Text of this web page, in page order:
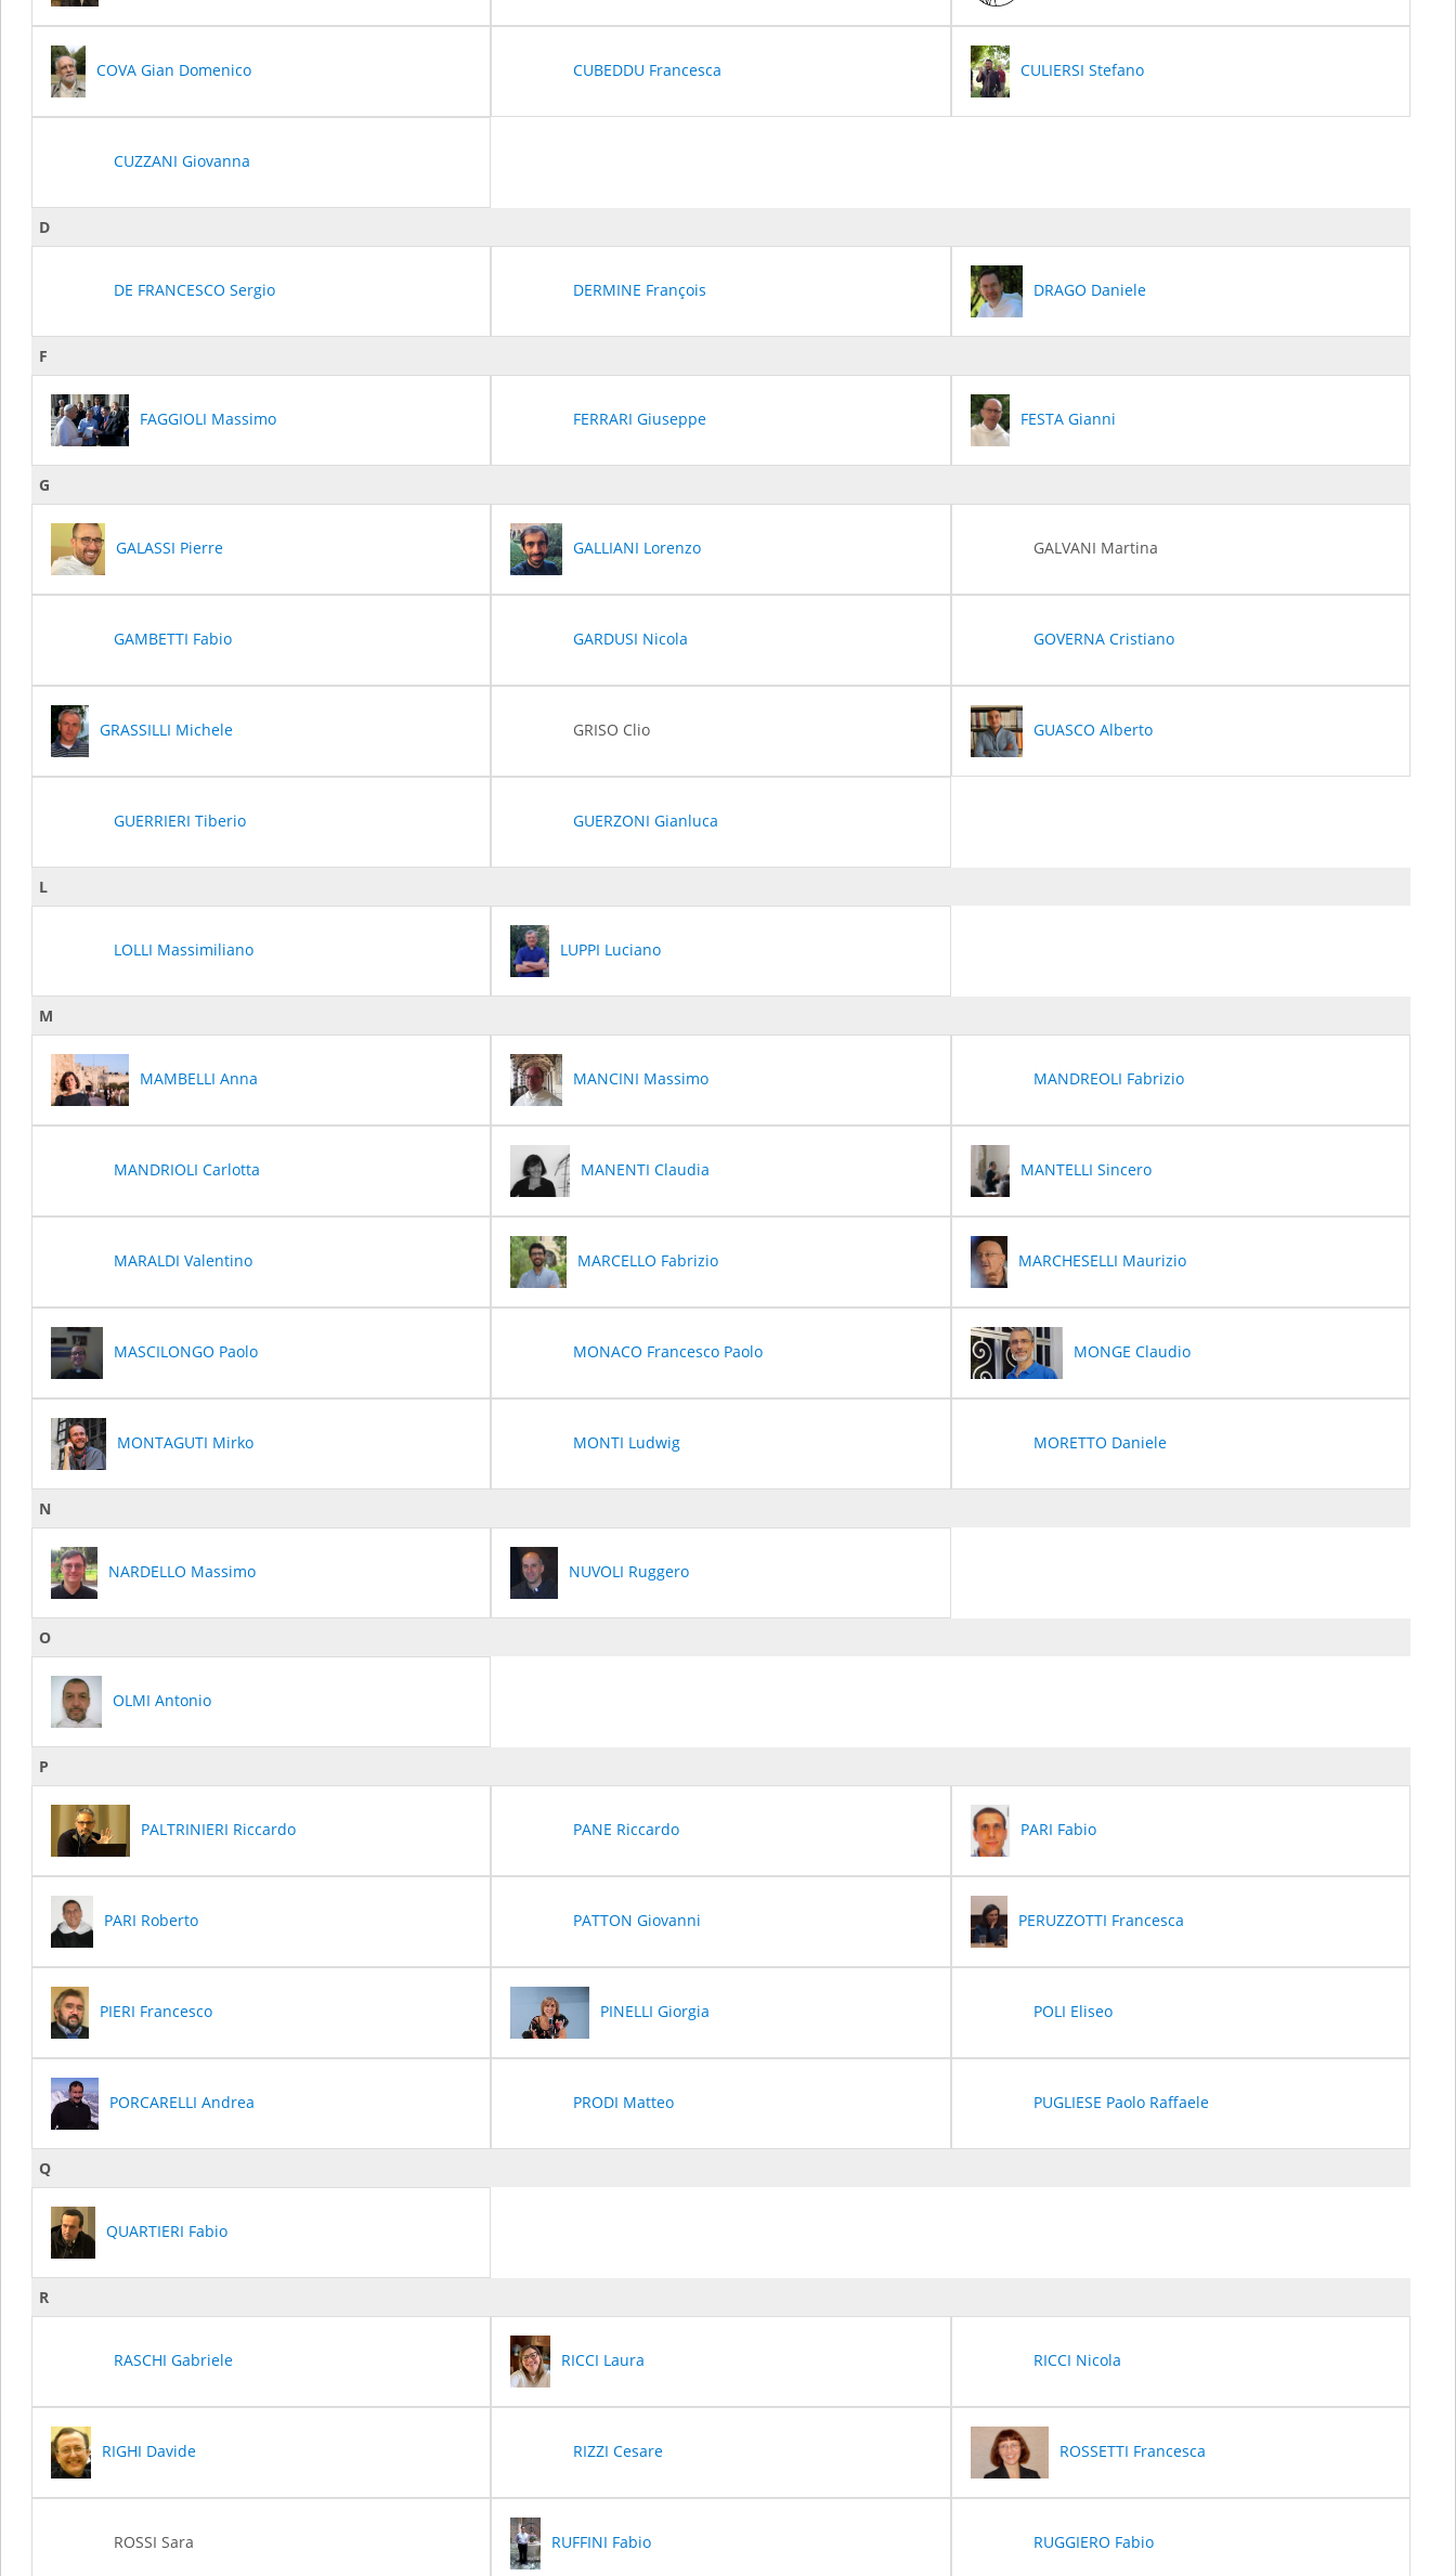
COVA Gian Domenico CUBEDDU Francesca CULIERSI Stefano
CUZZANI Giovanna
D
DE FRANCESCO Sergio DERMINE François DRAGO Daniele
F
FAGGIOLI Massimo FERRARI Giuseppe FESTA Gianni
G
GALASSI Pierre GALLIANI Lorenzo GALVANI Martina
GAMBETTI Fabio GARDUSI Nicola GOVERNA Cristiano
GRASSILLI Michele GRISO Clio GUASCO Alberto
GUERRIERI Tiberio GUERZONI Gianluca
L
LOLLI Massimiliano LUPPI Luciano
M
MAMBELLI Anna MANCINI Massimo MANDREOLI Fabrizio
MANDRIOLI Carlotta MANENTI Claudia MANTELLI Sincero
MARALDI Valentino MARCELLO Fabrizio MARCHESELLI Maurizio
MASCILONGO Paolo MONACO Francesco Paolo MONGE Claudio
MONTAGUTI Mirko MONTI Ludwig MORETTO Daniele
N
NARDELLO Massimo NUVOLI Ruggero
O
OLMI Antonio
P
PALTRINIERI Riccardo PANE Riccardo PARI Fabio
PARI Roberto PATTON Giovanni PERUZZOTTI Francesca
PIERI Francesco PINELLI Giorgia POLI Eliseo
PORCARELLI Andrea PRODI Matteo PUGLIESE Paolo Raffaele
Q
QUARTIERI Fabio
R
RASCHI Gabriele RICCI Laura RICCI Nicola
RIGHI Davide RIZZI Cesare ROSSETTI Francesca
ROSSI Sara RUFFINI Fabio RUGGIERO Fabio